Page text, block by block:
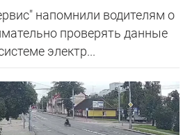
напомнили водителям о
проверять данные
электр...